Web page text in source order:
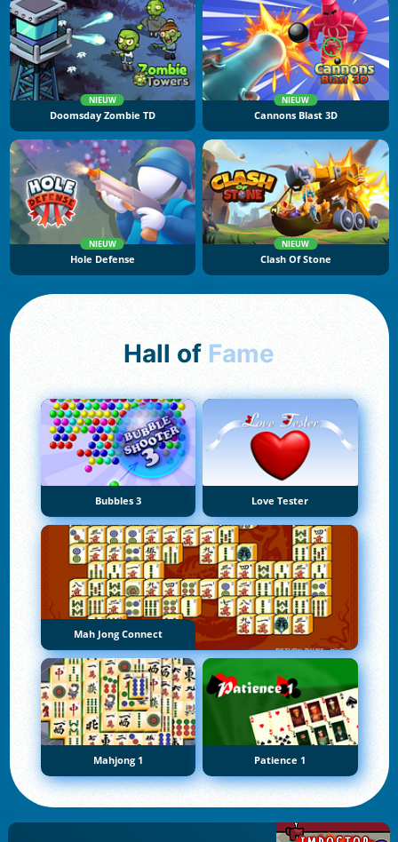
NIEUW
Doomsday Zombie TD
NIEUW
Cannons Blast 3D
NIEUW
Hole Defense
NIEUW
Clash Of Stone
Hall of Fame
Bubbles 3 Love Tester
Mah Jong Connect
Mahjong 1 Patience 1